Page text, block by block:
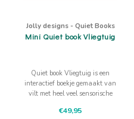
Jolly designs - Quiet Books
Mini Quiet book Vliegtuig
Quiet book Vliegtuig is een
interactief boekje gemaakt van
vilt met heel veel sensorische
trekken, drukken, schuiven de
€49,95